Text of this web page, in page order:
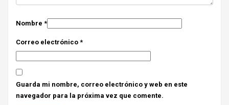
Nombre *
Correo electrónico *
Guarda mi nombre, correo electrónico y web en este
navegador para la próxima vez que comente.